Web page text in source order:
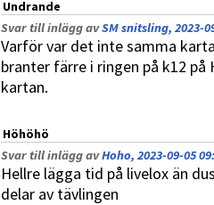
Undrande
Svar till inlägg avSM snitsling, 2023-
Varför var det inte samma
branter färre i ringen på k12 på
kartan.
Höhöhö
Svar till inlägg avHoho, 2023-09-05
Hellre lägga tid på livelox än
delar av tävlingen